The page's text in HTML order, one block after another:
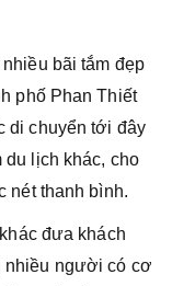
bãi tắm đẹp
phố Phan Thiết
di chuyển tới đây
lịch khác, cho
nét thanh bình.
đưa khách
nhiều người có cơ